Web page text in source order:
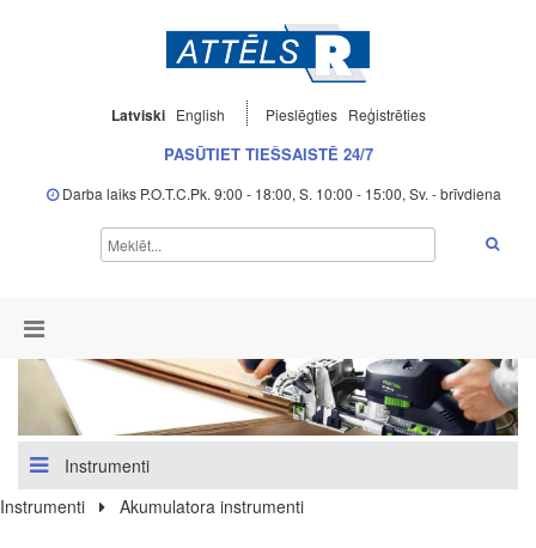
Latviski English Pieslēgties Reģistrēties
PASŪTIET TIEŠSAISTĒ 24/7
Darba laiks P.O.T.C.Pk. 9:00 - 18:00, S. 10:00 - 15:00, Sv. - brīvdiena
Instrumenti
Instrumenti
Akumulatora instrumenti